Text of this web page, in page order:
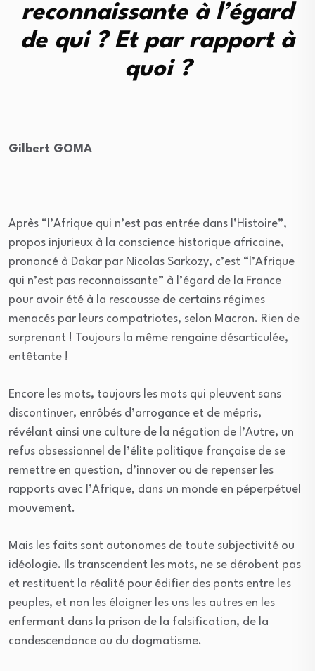
reconnaissante à l’égard
de qui ? Et par rapport à
quoi ?
Gilbert GOMA
Après “l’Afrique qui n’est pas entrée dans l’Histoire”,
propos injurieux à la conscience historique africaine,
prononcé à Dakar par Nicolas Sarkozy, c’est “l’Afrique
qui n’est pas reconnaissante” à l’égard de la France
pour avoir été à la rescousse de certains régimes
menacés par leurs compatriotes, selon Macron. Rien de
surprenant ! Toujours la même rengaine désarticulée,
entêtante !
Encore les mots, toujours les mots qui pleuvent sans
discontinuer, enrôbés d’arrogance et de mépris,
révélant ainsi une culture de la négation de l’Autre, un
refus obsessionnel de l’élite politique française de se
remettre en question, d’innover ou de repenser les
rapports avec l’Afrique, dans un monde en péperpétuel
mouvement.
Mais les faits sont autonomes de toute subjectivité ou
idéologie. Ils transcendent les mots, ne se dérobent pas
et restituent la réalité pour édifier des ponts entre les
peuples, et non les éloigner les uns les autres en les
enfermant dans la prison de la falsification, de la
condescendance ou du dogmatisme.